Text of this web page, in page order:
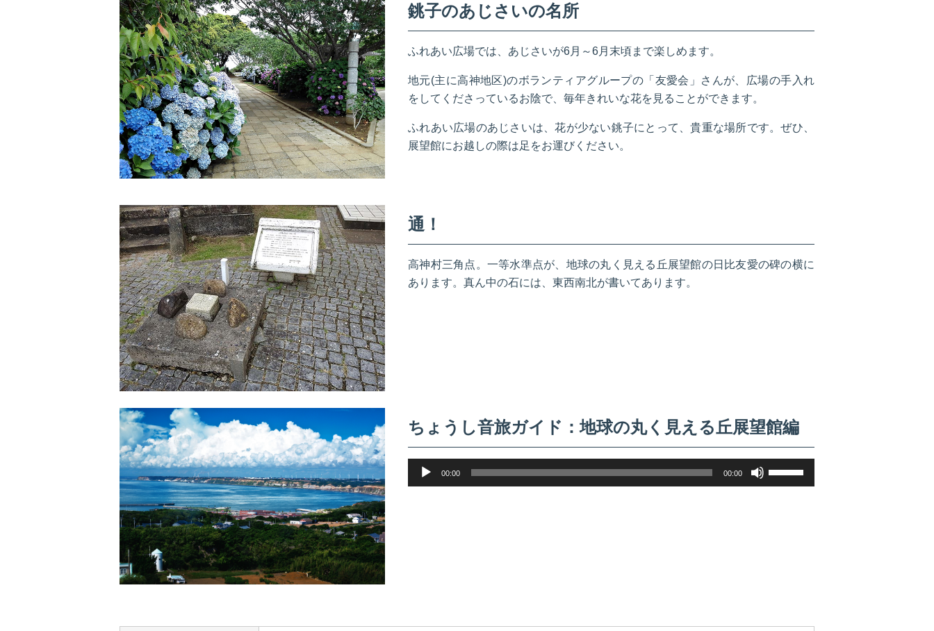
銚子のあじさいの名所
ふれあい広場では、あじさいが6月～6月末頃まで楽しめます。
地元(主に高神地区)のボランティアグループの「友愛会」さんが、広場の手入れ
をしてくださっているお陰で、毎年きれいな花を見ることができます。
ふれあい広場のあじさいは、花が少ない銚子にとって、貴重な場所です。ぜひ、
展望館にお越しの際は足をお運びください。
通！
高神村三角点。一等水準点が、地球の丸く見える丘展望館の日比友愛の碑の横に
あります。真ん中の石には、東西南北が書いてあります。
ちょうし音旅ガイド：地球の丸く見える丘展望館編
声
00:00 00:00
リ